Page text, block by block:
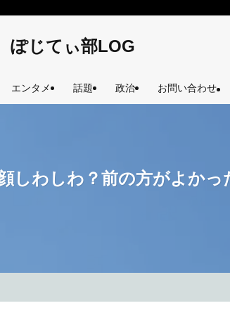
ぽじてぃ部LOG
エンタメ 話題 政治 お問い合わせ
しわしわ？前の方がよかっ